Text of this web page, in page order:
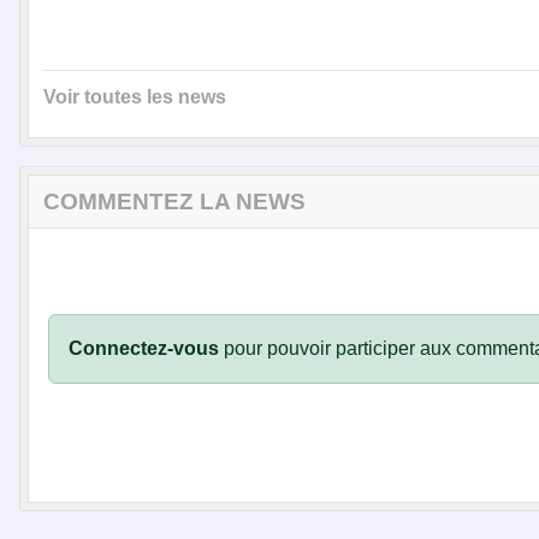
Voir toutes les news
COMMENTEZ LA NEWS
Connectez-vous pour pouvoir participer aux